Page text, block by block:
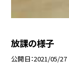
放課の様子
公開日 2021/05/27